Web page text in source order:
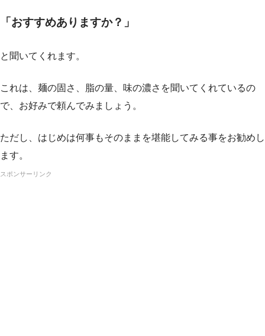
「おすすめありますか？」
と聞いてくれます。
これは、麺の固さ、脂の量、味の濃さを聞いてくれているの
で、お好みで頼んでみましょう。
ただし、はじめは何事もそのままを堪能してみる事をお勧めし
ます。
スポンサーリンク